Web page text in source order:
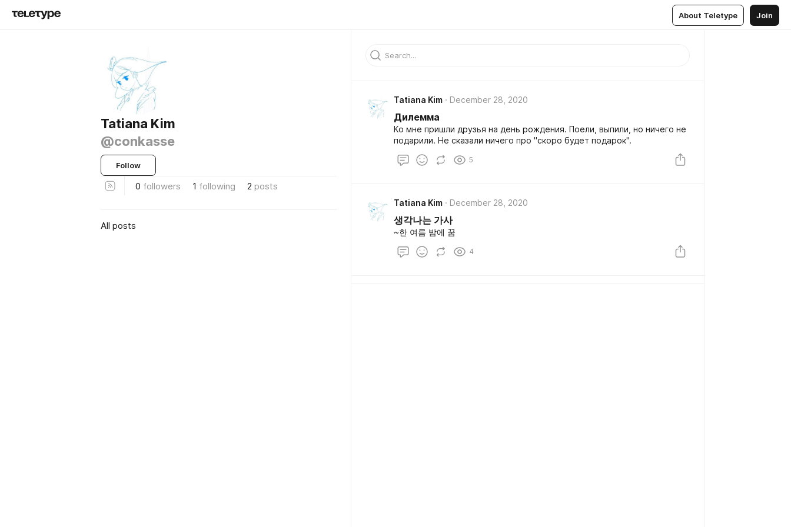
About Teletype Join
Tatiana Kim
@conkasse
Follow
0 followers 1 following 2 posts
All posts
Tatiana Kim December 28, 2020
Дилемма
Ко мне пришли друзья на день рождения. Поели, выпили, но ничего не
подарили. Не сказали ничего про "скоро будет подарок".
5
Tatiana Kim December 28, 2020
생각나는 가사
~한 여름 밤에 꿈
4